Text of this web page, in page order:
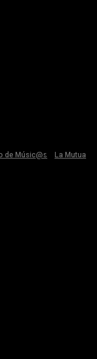
de Músic@s La Mutua